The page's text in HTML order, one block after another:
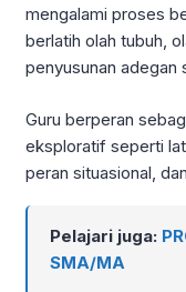
mengalami proses
berlatih olah tubuh,
penyusunan adegan
Guru berperan
eksploratif seperti
peran situasional,
Pelajari juga:
SMA/MA